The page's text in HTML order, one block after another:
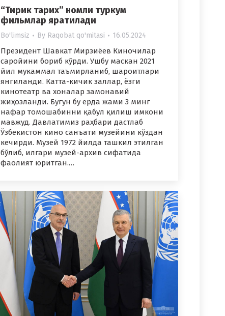
“Тирик тарих” номли туркум
фильмлар яратилади
Bo'limsiz By Raqobat qo'mitasi 16.05.2024
Президент Шавкат Мирзиёев Киночилар
саройини бориб кўрди. Ушбу маскан 2021
йил мукаммал таъмирланиб, шароитлари
янгиланди. Катта-кичик заллар, ёзги
кинотеатр ва хоналар замонавий
жиҳозланди. Бугун бу ерда жами 3 минг
нафар томошабинни қабул қилиш имкони
мавжуд. Давлатимиз раҳбари дастлаб
Ўзбекистон кино санъати музейини кўздан
кечирди. Музей 1972 йилда ташкил этилган
бўлиб, илгари музей-архив сифатида
фаолият юритган.…